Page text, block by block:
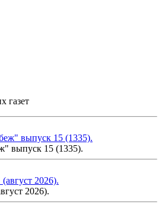
газет
выпуск 15 (1335).
2026).